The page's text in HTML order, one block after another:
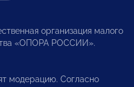
организация малого
«ОПОРА РОССИИ».
модерацию. Согласно